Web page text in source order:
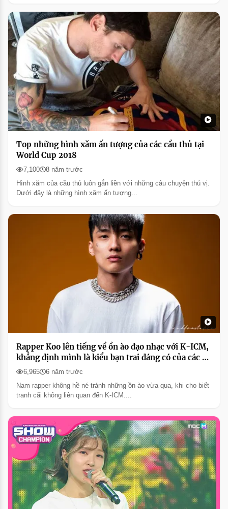
Top những hình xăm ấn tượng của các cầu thủ tại
World Cup 2018
7,100
8 năm trước
Hình xăm của cầu thủ luôn gắn liền với những câu chuyện thú vị.
Dưới đây là những hình xăm ấn tượng...
Rapper Koo lên tiếng về ồn ào đạo nhạc với K-ICM,
khẳng định mình là kiểu bạn trai đáng có của các cô
gái6,965
6 năm trước
Nam rapper không hề né tránh những ồn ào vừa qua, khi cho biết
tranh cãi không liên quan đến K-ICM....